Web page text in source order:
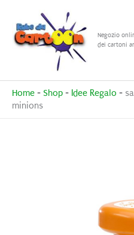
contenuto
Negozio
dei cartoni
Home - Shop - Idee Regalo -
minions